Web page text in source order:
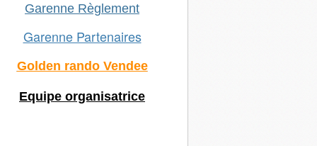
Garenne Règlement
Garenne Partenaires
Golden rando Vendee
Equipe organisatrice